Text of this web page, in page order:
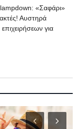
«Σαφάρι»
Αυστηρά
για